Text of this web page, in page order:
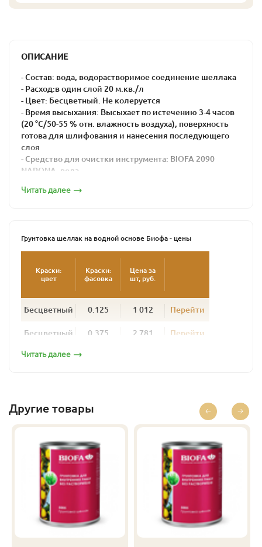
ОПИСАНИЕ
- Состав: вода, водорастворимое соединение шеллака
- Расход:в один слой 20 м.кв./л
- Цвет: Бесцветный. Не колеруется
- Время высыхания: Высыхает по истечению 3-4 часов
(20 °С/50-55 % отн. влажность воздуха), поверхность
готова для шлифования и нанесения последующего
слоя
- Средство для очистки инструмента: BIOFA 2090
NAPONA, вода
Бесцветная, водоразбавляемая грунтовка для
оттенка древесины. Грунтовка насыщает дерево,
создает равномерно впитывающую основу. Идеальный
содержащих дубильную кислоту, а также тропических
пород древесины. Особенно хорошо подходит для
внутренней поверхности шкафов и выдвижных
ящиков.
Техническое руководство
Читать далее
Грунтовка шеллак на водной основе Биофа - цены
Краски:
цвет
Краски:
фасовка
Цена за
шт, руб.
Бесцветный 0.125 1 012 Перейти
Бесцветный 0.375 2 781 Перейти
Бесцветный
Читать далее
Другие товары